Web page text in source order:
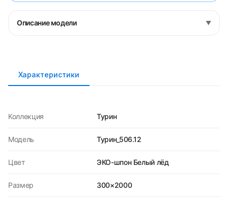
Описание модели ▼
Характеристики
Коллекция Турин
Модель Турин_506.12
Цвет ЭКО-шпон Белый лёд
Размер 300×2000